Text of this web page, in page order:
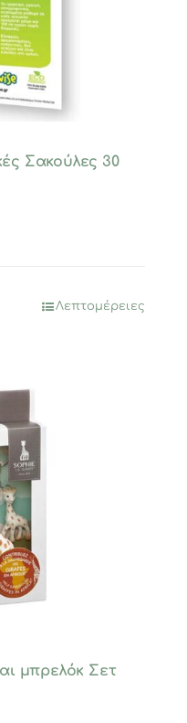
Σακούλες 30
Λεπτομέρειες
μπρελόκ Σετ